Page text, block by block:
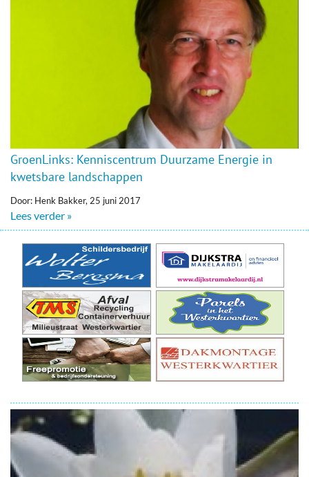
GroenLinks: Kenniscentrum Duurzame Energie in
kwetsbare landschappen
Door: Henk Bakker, 25 juni 2017
Lees verder »